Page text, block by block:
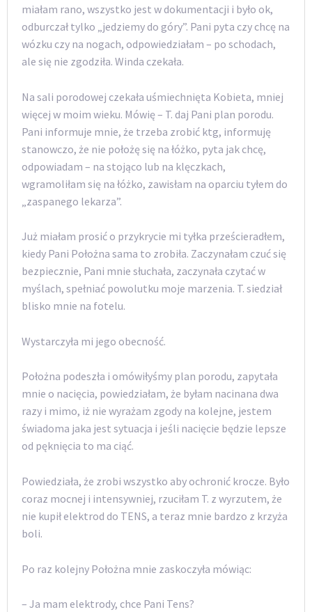
miałam rano, wszystko jest w dokumentacji i było ok,
odburczał tylko „jedziemy do góry”. Pani pyta czy chcę na
wózku czy na nogach, odpowiedziałam – po schodach,
ale się nie zgodziła. Winda czekała.
Na sali porodowej czekała uśmiechnięta Kobieta, mniej
więcej w moim wieku. Mówię – T. daj Pani plan porodu.
Pani informuje mnie, że trzeba zrobić ktg, informuję
stanowczo, że nie położę się na łóżko, pyta jak chcę,
odpowiadam – na stojąco lub na klęczkach,
wgramoliłam się na łóżko, zawisłam na oparciu tyłem do
„zaspanego lekarza”.
Już miałam prosić o przykrycie mi tyłka prześcieradłem,
kiedy Pani Położna sama to zrobiła. Zaczynałam czuć się
bezpiecznie, Pani mnie słuchała, zaczynała czytać w
myślach, spełniać powolutku moje marzenia. T. siedział
blisko mnie na fotelu.
Wystarczyła mi jego obecność.
Położna podeszła i omówiłyśmy plan porodu, zapytała
mnie o nacięcia, powiedziałam, że byłam nacinana dwa
razy i mimo, iż nie wyrażam zgody na kolejne, jestem
świadoma jaka jest sytuacja i jeśli nacięcie będzie lepsze
od pęknięcia to ma ciąć.
Powiedziała, że zrobi wszystko aby ochronić krocze. Było
coraz mocnej i intensywniej, rzuciłam T. z wyrzutem, że
nie kupił elektrod do TENS, a teraz mnie bardzo z krzyża
boli.
Po raz kolejny Położna mnie zaskoczyła mówiąc:
– Ja mam elektrody, chce Pani Tens?